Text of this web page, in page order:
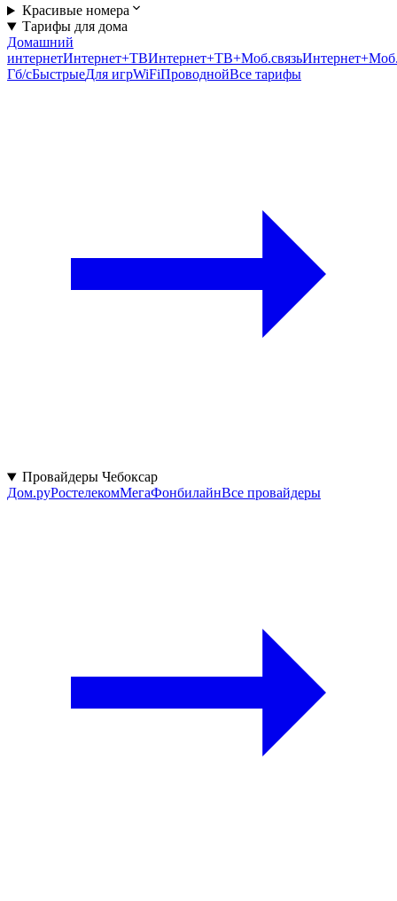
Красивые номера
Тарифы для дома
Домашний
интернетИнтернет+ТВИнтернет+ТВ+Моб.связь
Гб/cБыстрыеДля игрWiFiПроводнойВсе тарифы
Провайдеры Чебоксар
Дом.руРостелекомМегаФонбилайнВсе провайдеры